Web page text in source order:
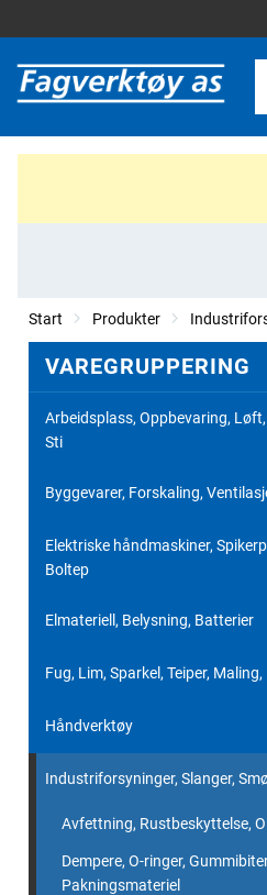
Start Produkter
VAREGRUPPERING
Arbeidsplass, Oppbevaring,
Sti
Byggevarer, Forskaling,
Elektriske håndmaskiner,
Boltep
Elmateriell, Belysning, Batterier
Fug, Lim, Sparkel, Teiper,
Håndverktøy
Industriforsyninger, Slanger,
Avfettning, Rustbeskyttelse,
Dempere, O-ringer,
Pakningsmateriel